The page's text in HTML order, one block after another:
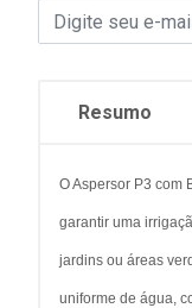
Resumo
O Aspersor P3 com
garantir uma
jardins ou áreas
uniforme de água,